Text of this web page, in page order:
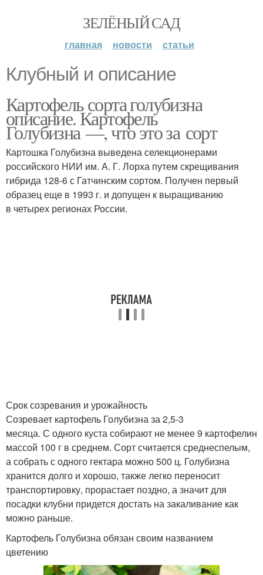
ЗЕЛЁНЫЙ САД
главная новости статьи
Клубный и описание
Картофель сорта голубизна
описание. Картофель
Голубизна —, что это за сорт
Картошка Голубизна выведена селекционерами
российского НИИ им. А. Г. Лорха путем скрещивания
гибрида 128-6 с Гатчинским сортом. Получен первый
образец еще в 1993 г. и допущен к выращиванию
в четырех регионах России.
Срок созревания и урожайность
Созревает картофель Голубизна за 2,5-3
месяца. С одного куста собирают не менее 9 картофелин
массой 100 г в среднем. Сорт считается среднеспелым,
а собрать с одного гектара можно 500 ц. Голубизна
хранится долго и хорошо, также легко переносит
транспортировку, прорастает поздно, а значит для
посадки клубни придется достать на закаливание как
можно раньше.
Картофель Голубизна обязан своим названием
цветению